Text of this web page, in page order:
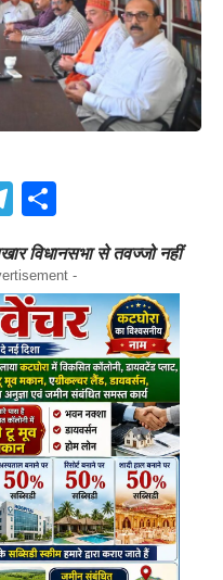
Telegram
विधानसभा से तवज्जो नहीं
-